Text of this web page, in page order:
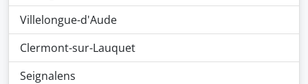
Villelongue-d'Aude
Clermont-sur-Lauquet
Seignalens